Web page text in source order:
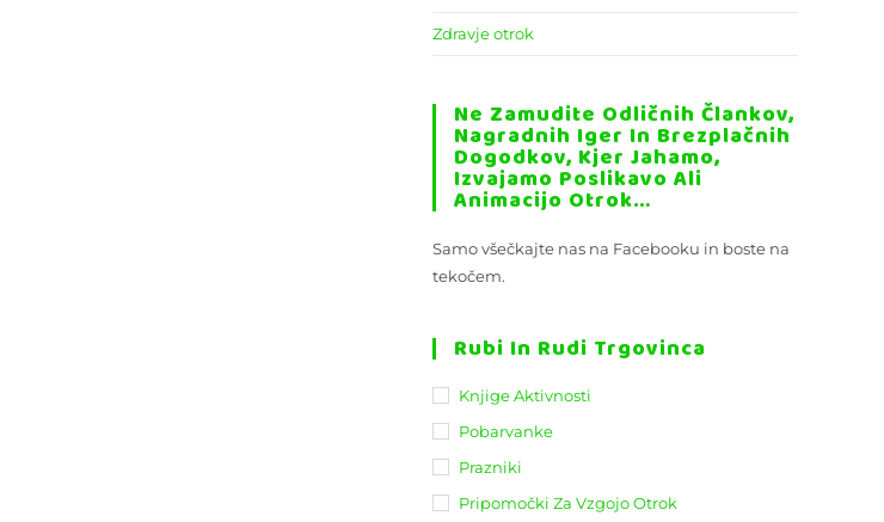
Zdravje otrok
Ne Zamudite Odličnih Člankov,
Nagradnih Iger In Brezplačnih
Dogodkov, Kjer Jahamo,
Izvajamo Poslikavo Ali
Animacijo Otrok…
Samo všečkajte nas na Facebooku in boste na
tekočem.
Rubi In Rudi Trgovinca
Knjige Aktivnosti
Pobarvanke
Prazniki
Pripomočki Za Vzgojo Otrok